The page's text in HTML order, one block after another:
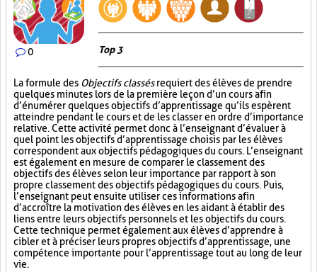
0 Top 3
La formule des Objectifs classésrequiert des élèves de prendre
quelques minutes lors de la première leçon d’un cours afin
d’énumérer quelques objectifs d’apprentissage qu’ils espèrent
atteindre pendant le cours et de les classer en ordre d’importance
relative. Cette activité permet donc à l’enseignant d’évaluer à
quel point les objectifs d’apprentissage choisis par les élèves
correspondent aux objectifs pédagogiques du cours. L’enseignant
est également en mesure de comparer le classement des
objectifs des élèves selon leur importance par rapport à son
propre classement des objectifs pédagogiques du cours. Puis,
l’enseignant peut ensuite utiliser ces informations afin
d’accroître la motivation des élèves en les aidant à établir des
liens entre leurs objectifs personnels et les objectifs du cours.
Cette technique permet également aux élèves d’apprendre à
cibler et à préciser leurs propres objectifs d’apprentissage, une
compétence importante pour l’apprentissage tout au long de leur
vie.